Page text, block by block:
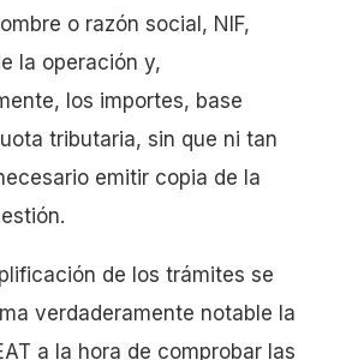
o razón social, NIF,
la operación y,
los importes, base
tributaria, sin que ni tan
emitir copia de la
de los trámites se
verdaderamente notable la
a la hora de comprobar las